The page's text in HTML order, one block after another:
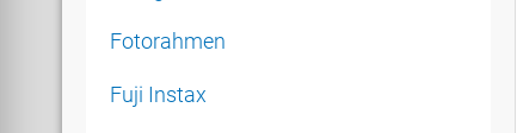
Fotorahmen
Fuji Instax